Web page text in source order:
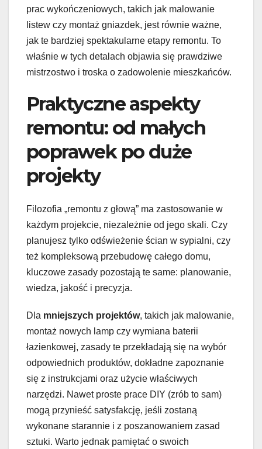
prac wykończeniowych, takich jak malowanie
listew czy montaż gniazdek, jest równie ważne,
jak te bardziej spektakularne etapy remontu. To
właśnie w tych detalach objawia się prawdziwe
mistrzostwo i troska o zadowolenie mieszkańców.
Praktyczne aspekty
remontu: od małych
poprawek po duże
projekty
Filozofia „remontu z głową” ma zastosowanie w
każdym projekcie, niezależnie od jego skali. Czy
planujesz tylko odświeżenie ścian w sypialni, czy
też kompleksową przebudowę całego domu,
kluczowe zasady pozostają te same: planowanie,
wiedza, jakość i precyzja.
Dla mniejszych projektów, takich jak malowanie,
montaż nowych lamp czy wymiana baterii
łazienkowej, zasady te przekładają się na wybór
odpowiednich produktów, dokładne zapoznanie
się z instrukcjami oraz użycie właściwych
narzędzi. Nawet proste prace DIY (zrób to sam)
mogą przynieść satysfakcję, jeśli zostaną
wykonane starannie i z poszanowaniem zasad
sztuki. Warto jednak pamiętać o swoich